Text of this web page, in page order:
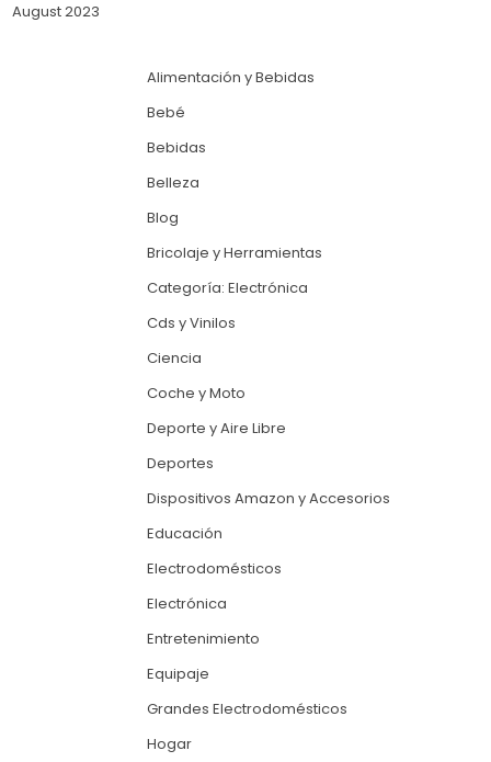
August 2023
Alimentación y Bebidas
Bebé
Bebidas
Belleza
Blog
Bricolaje y Herramientas
Categoría: Electrónica
Cds y Vinilos
Ciencia
Coche y Moto
Deporte y Aire Libre
Deportes
Dispositivos Amazon y Accesorios
Educación
Electrodomésticos
Electrónica
Entretenimiento
Equipaje
Grandes Electrodomésticos
Hogar